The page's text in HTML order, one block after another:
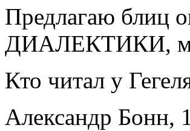
Предлагаю блиц
ДИАЛЕКТИКИ,
Кто читал у
Александр Бонн,